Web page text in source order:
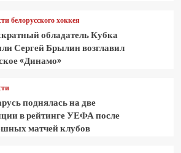
белорусского хоккея
обладатель Кубка
Сергей Брылин возглавил
«Динамо»
поднялась на две
в рейтинге УЕФА после
матчей клубов